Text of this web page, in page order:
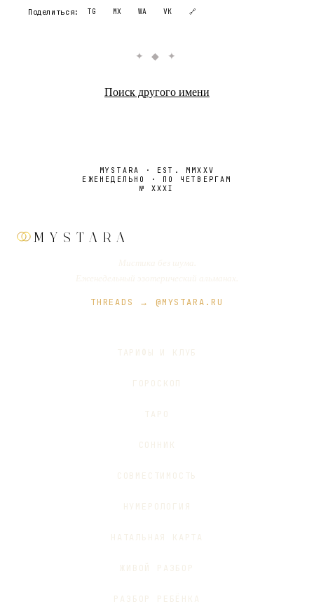
Поделиться: TG MX WA VK 🔗
✦ ◆ ✦
Поиск другого имени
MYSTARA · EST. MMXXV
ЕЖЕНЕДЕЛЬНО · ПО ЧЕТВЕРГАМ
№ XXXI
MYSTARA
THREADS → @MYSTARA.RU
ТАРИФЫ И КЛУБ
ГОРОСКОП
ТАРО
СОННИК
СОВМЕСТИМОСТЬ
НУМЕРОЛОГИЯ
НАТАЛЬНАЯ КАРТА
ЖИВОЙ РАЗБОР
РАЗБОР РЕБЁНКА